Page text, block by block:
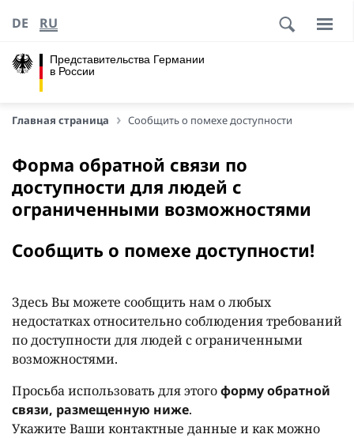
Представительства Германии
в России
DE RU
Главная страница Сообщить о помехе доступности
Форма обратной связи по
доступности для людей с
ограниченными возможностями
Сообщить о помехе доступности!
Здесь Вы можете сообщить нам о любых
недостатках относительно соблюдения требований
по доступности для людей с ограниченными
возможностями.
Просьба использовать для этогоформу обратной
связи, размещенную ниже.
Укажите Ваши контактные данные и как можно